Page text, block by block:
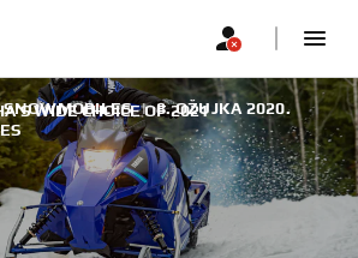
WIDE CHOICE OF 2021
| 8. OŽUJKA 2020.